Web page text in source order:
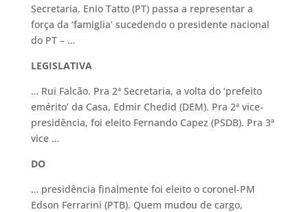
Secretaria, Enio Tatto (PT) passa a representar a
força da ‘famiglia’ sucedendo o presidente nacional
do PT – …
LEGISLATIVA
… Rui Falcão. Pra 2ª Secretaria, a volta do ‘prefeito
emérito’ da Casa, Edmir Chedid (DEM). Pra 2ª vice-
presidência, foi eleito Fernando Capez (PSDB). Pra 3ª
vice …
DO
… presidência finalmente foi eleito o coronel-PM
Edson Ferrarini (PTB). Quem mudou de cargo,